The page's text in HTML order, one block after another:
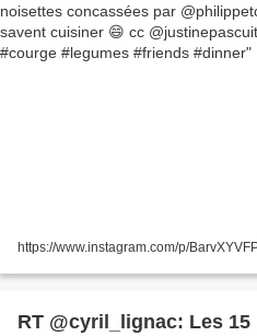
https://www.instagram.com/p/
RT @cyril_lignac: Les